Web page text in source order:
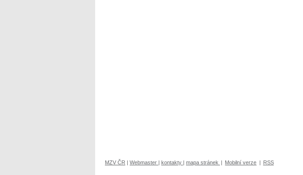
MZV ČR | Webmaster | kontakty | mapa stránek | Mobilní verze | RSS